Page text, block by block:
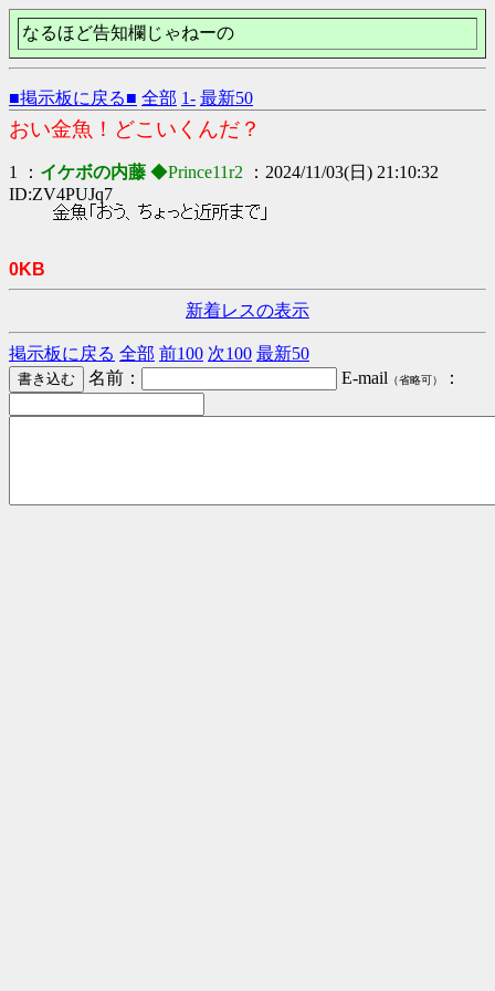
なるほど告知欄じゃねーの
■掲示板に戻る■ 全部 1- 最新50
おい金魚！どこいくんだ？
1 ： イケボの内藤 ◆Prince11r2
：2024/11/03(日) 21:10:32
ID:ZV4PUJq7
金魚「おう、ちょっと近所まで」
0KB
新着レスの表示
掲示板に戻る 全部 前100 次100 最新50
名前：
E-mail （省略可） ：